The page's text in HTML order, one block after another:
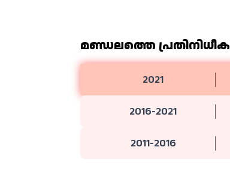
മണ്ഡലത്തെ
2021
2016-2021
2011-2016